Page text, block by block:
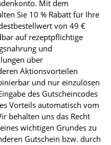
Mit dem
Sie 10 % Rabatt für Ihre
von 49 €
auf rezeptpflichtige
und
über
Aktionsvorteilen
und nur einzulösen
des Gutscheincodes
Vorteils automatisch vom
behalten uns das Recht
wichtigen Grundes zu
Gutschein bzw. durch